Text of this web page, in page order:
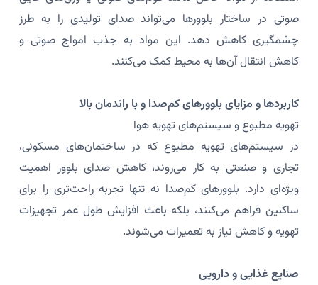
صوتی در ساختار بلوورها می‌تواند صدای تولیدی را به طرز
چشمگیری کاهش دهد. این مواد به جذب امواج صوتی و
کاهش انتقال آن‌ها به محیط کمک می‌کنند.
کاربردها و مزایای بلوورهای کم‌صدا و با راندمان بالا
تهویه مطبوع و سیستم‌های تهویه هوا
در سیستم‌های تهویه مطبوع که در ساختمان‌های مسکونی،
تجاری و صنعتی به کار می‌روند، کاهش صدای بلوور اهمیت
ویژه‌ای دارد. بلوورهای کم‌صدا نه تنها تجربه راحت‌تری را برای
ساکنین فراهم می‌کنند، بلکه باعث افزایش طول عمر تجهیزات
تهویه و کاهش نیاز به تعمیرات می‌شوند.
صنایع غذایی و دارویی